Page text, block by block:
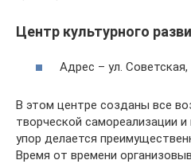
Центр культурного
Адрес – ул. Советская,
В этом центре созданы все
творческой самореализации и
упор делается
Время от времени